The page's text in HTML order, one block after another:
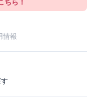
情報